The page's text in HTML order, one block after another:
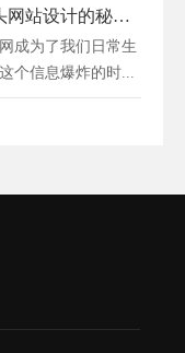
未来脉动：探秘科技巨头网站设计的秘密法则
成为了我们日常生
个信息爆炸的时...